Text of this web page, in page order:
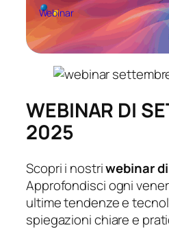
Webinar
WEBINAR DI
2025
Scopri i nostriwebinar
Approfondisci ogni
ultime tendenze e
spiegazioni chiare e